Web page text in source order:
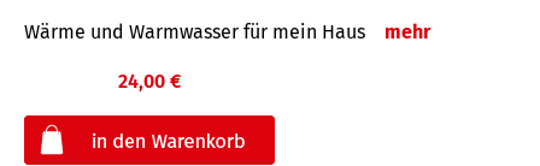
Wärme und Warmwasser für mein Haus mehr
24,00 €